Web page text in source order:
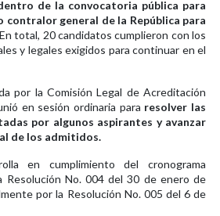
de la convocatoria pública para
contralor general de la República para
total, 20 candidatos cumplieron con los
y legales exigidos para continuar en el
por la Comisión Legal de Acreditación
en sesión ordinaria para resolver las
por algunos aspirantes y avanzar
de los admitidos.
en cumplimiento del cronograma
Resolución No. 004 del 30 de enero de
por la Resolución No. 005 del 6 de